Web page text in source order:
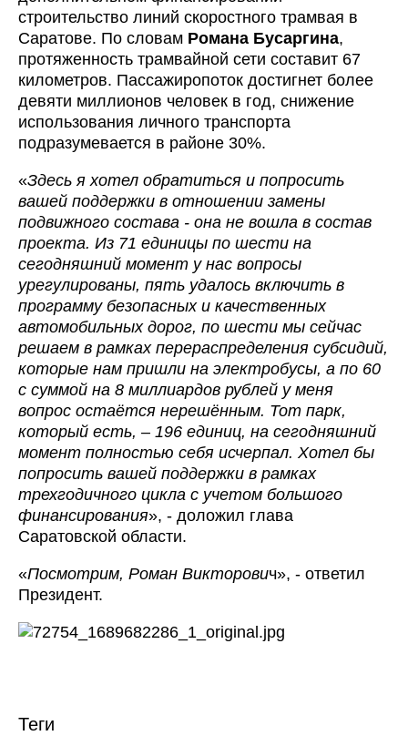
строительство линий скоростного трамвая в
Саратове. По словам Романа Бусаргина,
протяженность трамвайной сети составит 67
километров. Пассажиропоток достигнет более
девяти миллионов человек в год, снижение
использования личного транспорта
подразумевается в районе 30%.
«Здесь я хотел обратиться и попросить
вашей поддержки в отношении замены
подвижного состава - она не вошла в состав
проекта. Из 71 единицы по шести на
сегодняшний момент у нас вопросы
урегулированы, пять удалось включить в
программу безопасных и качественных
автомобильных дорог, по шести мы сейчас
решаем в рамках перераспределения субсидий,
которые нам пришли на электробусы, а по 60
с суммой на 8 миллиардов рублей у меня
вопрос остаётся нерешённым. Тот парк,
который есть, – 196 единиц, на сегодняшний
момент полностью себя исчерпал. Хотел бы
попросить вашей поддержки в рамках
трехгодичного цикла с учетом большого
финансирования», - доложил глава
Саратовской области.
«Посмотрим, Роман Викторович», - ответил
Президент.
Теги